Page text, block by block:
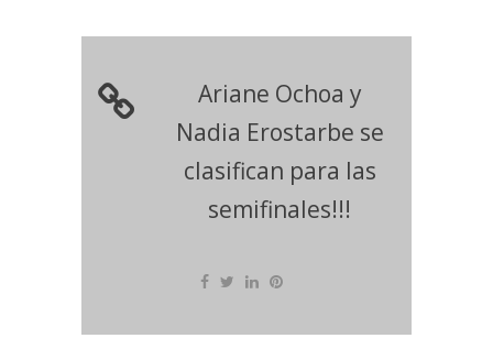
Ariane Ochoa y
Nadia Erostarbe se
clasifican para las
semifinales!!!